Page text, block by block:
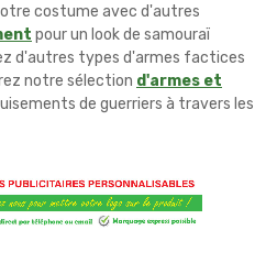
costume avec d'autres
pour un look de samouraï
d'autres types d'armes factices
notre sélection d'armes et
de guerriers à travers les